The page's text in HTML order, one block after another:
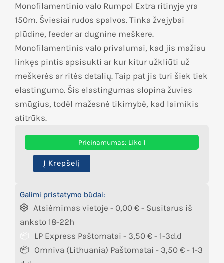
Monofilamentinio valo Rumpol Extra ritinyje yra
150m. Šviesiai rudos spalvos. Tinka žvejybai
plūdine, feeder ar dugnine meškere.
Monofilamentinis valo privalumai, kad jis mažiau
linkęs pintis apsisukti ar kur kitur užkliūti už
meškerės ar ritės detalių. Taip pat jis turi šiek tiek
elastingumo. Šis elastingumas slopina žuvies
smūgius, todėl mažesnė tikimybė, kad laimikis
atitrūks.
Prieinamumas: Liko 1
Į Krepšelį
Galimi pristatymo būdai:
Atsiėmimas vietoje - 0,00 € - Susitarus iš
anksto 18-22h
LP Express Paštomatai - 3,50 € - 1-3d.d
Omniva (Lithuania) Paštomatai - 3,50 € - 1-3